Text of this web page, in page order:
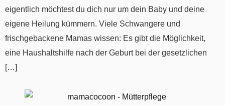
eigentlich möchtest du dich nur um dein Baby und deine
eigene Heilung kümmern. Viele Schwangere und
frischgebackene Mamas wissen: Es gibt die Möglichkeit,
eine Haushaltshilfe nach der Geburt bei der gesetzlichen
[…]